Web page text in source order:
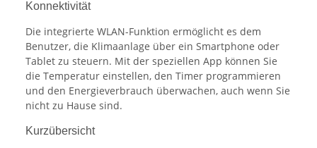
Konnektivität
Die integrierte WLAN-Funktion ermöglicht es dem
Benutzer, die Klimaanlage über ein Smartphone oder
Tablet zu steuern. Mit der speziellen App können Sie
die Temperatur einstellen, den Timer programmieren
und den Energieverbrauch überwachen, auch wenn Sie
nicht zu Hause sind.
Kurzübersicht